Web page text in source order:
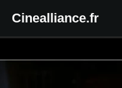
Cinealliance.fr